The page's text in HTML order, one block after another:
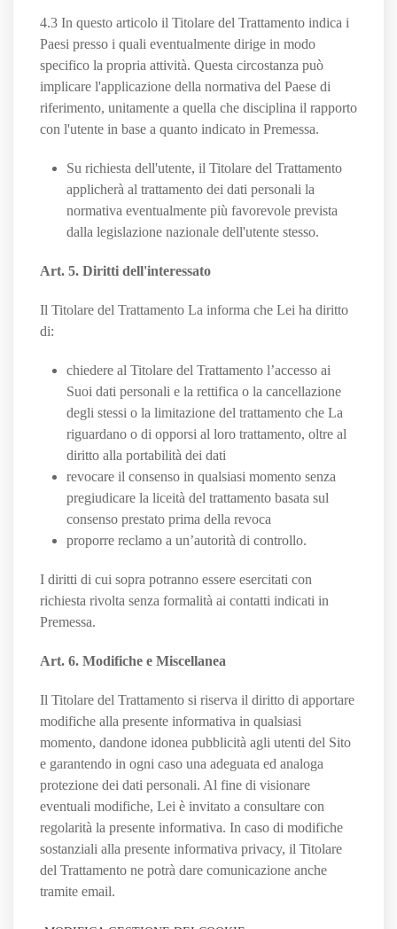
4.3 In questo articolo il Titolare del Trattamento indica i
Paesi presso i quali eventualmente dirige in modo
specifico la propria attività. Questa circostanza può
implicare l'applicazione della normativa del Paese di
riferimento, unitamente a quella che disciplina il rapporto
con l'utente in base a quanto indicato in Premessa.
Su richiesta dell'utente, il Titolare del Trattamento
applicherà al trattamento dei dati personali la
normativa eventualmente più favorevole prevista
dalla legislazione nazionale dell'utente stesso.
Art. 5. Diritti dell'interessato
Il Titolare del Trattamento La informa che Lei ha diritto
di:
chiedere al Titolare del Trattamento l’accesso ai
Suoi dati personali e la rettifica o la cancellazione
degli stessi o la limitazione del trattamento che La
riguardano o di opporsi al loro trattamento, oltre al
diritto alla portabilità dei dati
revocare il consenso in qualsiasi momento senza
pregiudicare la liceità del trattamento basata sul
consenso prestato prima della revoca
proporre reclamo a un’autorità di controllo.
I diritti di cui sopra potranno essere esercitati con
richiesta rivolta senza formalità ai contatti indicati in
Premessa.
Art. 6. Modifiche e Miscellanea
Il Titolare del Trattamento si riserva il diritto di apportare
modifiche alla presente informativa in qualsiasi
momento, dandone idonea pubblicità agli utenti del Sito
e garantendo in ogni caso una adeguata ed analoga
protezione dei dati personali. Al fine di visionare
eventuali modifiche, Lei è invitato a consultare con
regolarità la presente informativa. In caso di modifiche
sostanziali alla presente informativa privacy, il Titolare
del Trattamento ne potrà dare comunicazione anche
tramite email.